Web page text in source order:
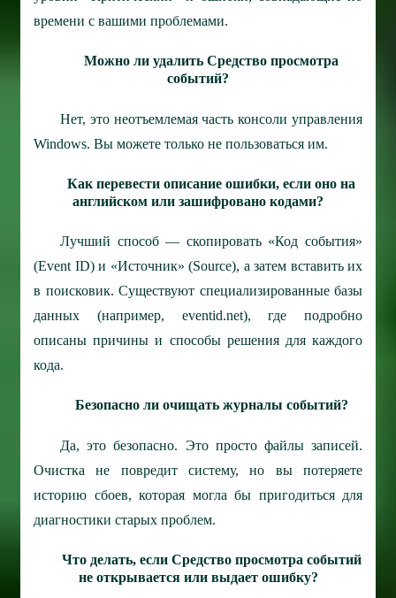
времени с вашими проблемами.
Можно ли удалить Средство просмотра
событий?
Нет, это неотъемлемая часть консоли управления
Windows. Вы можете только не пользоваться им.
Как перевести описание ошибки, если оно на
английском или зашифровано кодами?
Лучший способ — скопировать «Код события»
(Event ID) и «Источник» (Source), а затем вставить их
в поисковик. Существуют специализированные базы
данных (например, eventid.net), где подробно
описаны причины и способы решения для каждого
кода.
Безопасно ли очищать журналы событий?
Да, это безопасно. Это просто файлы записей.
Очистка не повредит систему, но вы потеряете
историю сбоев, которая могла бы пригодиться для
диагностики старых проблем.
Что делать, если Средство просмотра событий
не открывается или выдает ошибку?